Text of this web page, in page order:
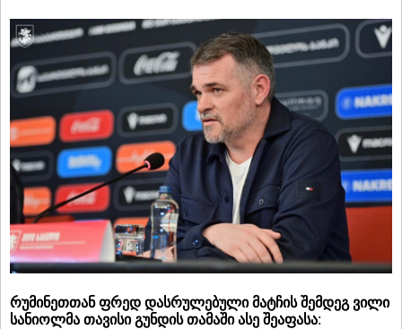
რუმინეთთან ფრედ დასრულებული მატჩის შემდეგ ვილი
სანიოლმა თავისი გუნდის თამაში ასე შეაფასა: